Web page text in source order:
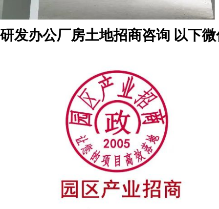
研发办公厂房土地招商咨询 以下